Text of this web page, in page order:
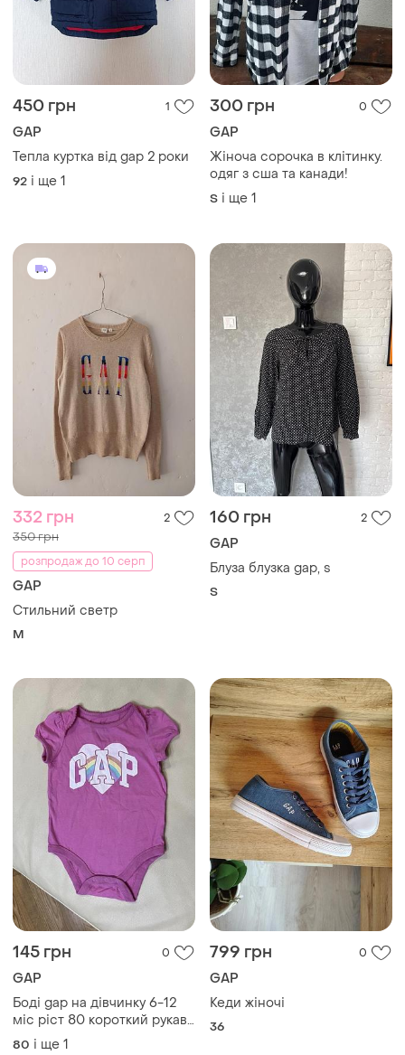
450 грн 1
GAP
Тепла куртка від gap 2 роки
92 і ще 1
300 грн 0
GAP
Жіноча сорочка в клітинку.
одяг з сша та канади!
S і ще 1
332 грн 2
350 грн
розпродаж до 10 серп
GAP
Стильний светр
M
160 грн 2
GAP
Блуза блузка gap, s
S
145 грн 0
GAP
Боді gap на дівчинку 6-12
міс ріст 80 короткий рукав
стан ідеальний дов 42, шир
80 і ще 1
799 грн 0
GAP
Кеди жіночі
36